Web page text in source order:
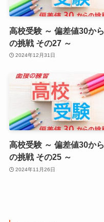
高校受験 ～ 偏差値30から
の挑戦 その27 ～
2024年12月31日
高校受験 ～ 偏差値30から
の挑戦 その25 ～
2024年11月26日